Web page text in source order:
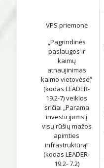
VPS priemonė
„Pagrindinės
paslaugos ir
kaimų
atnaujinimas
kaimo vietovėse“
(kodas LEADER-
19.2-7) veiklos
sričiai „Parama
investicijoms į
visų rūšių mažos
apimties
infrastruktūrą“
(kodas LEADER-
19.2- 7.2)